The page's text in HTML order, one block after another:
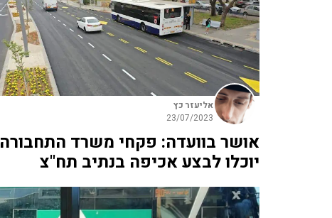
אליעזר כץ
23/07/2023
אושר בוועדה: פקחי משרד התחבורה
יוכלו לבצע אכיפה בנתיב תח"צ